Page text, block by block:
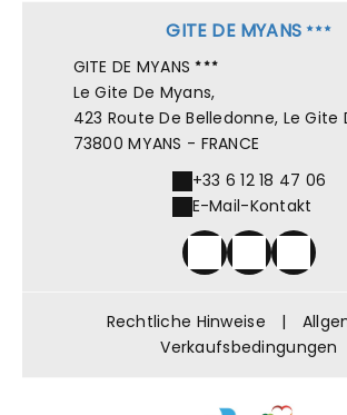
GITE DE MYANS
GITE DE MYANS
Le Gite De Myans,
423 Route De Belledonne, Le Gite
73800 MYANS - FRANCE
+33 6 12 18 47 06
E-Mail-Kontakt
Rechtliche Hinweise |
Verkaufsbedingungen